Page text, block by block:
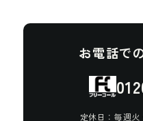
お電話で
012
定休日 ： 毎週火